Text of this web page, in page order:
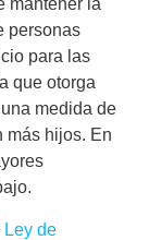
personas
para las
que otorga
medida de
más hijos. En
Ley de